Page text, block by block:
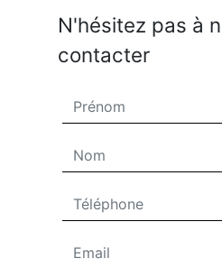
N'hésitez pas à
contacter